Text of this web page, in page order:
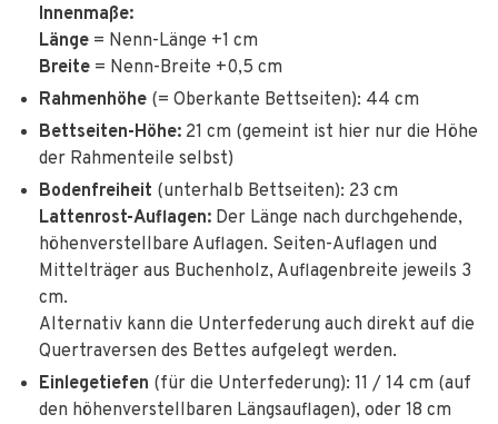
Innenmaße:
Länge = Nenn-Länge +1 cm
Breite = Nenn-Breite +0,5 cm
Rahmenhöhe (= Oberkante Bettseiten): 44 cm
Bettseiten-Höhe: 21 cm (gemeint ist hier nur die Höhe
der Rahmenteile selbst)
Bodenfreiheit (unterhalb Bettseiten): 23 cm
Lattenrost-Auflagen: Der Länge nach durchgehende,
höhenverstellbare Auflagen. Seiten-Auflagen und
Mittelträger aus Buchenholz, Auflagenbreite jeweils 3
cm.
Alternativ kann die Unterfederung auch direkt auf die
Quertraversen des Bettes aufgelegt werden.
Einlegetiefen (für die Unterfederung): 11 / 14 cm (auf
den höhenverstellbaren Längsauflagen), oder 18 cm